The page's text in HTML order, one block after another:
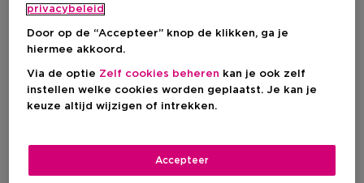
privacybeleid
Door op de “Accepteer” knop de klikken, ga je
hiermee akkoord.
Via de optie Zelf cookies beheren kan je ook zelf
instellen welke cookies worden geplaatst. Je kan je
keuze altijd wijzigen of intrekken.
Accepteer